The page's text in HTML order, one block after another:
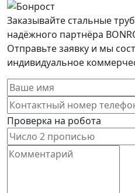
Заказывайте стальные
надёжного партнёра
Отправьте заявку и мы
индивидуальное
Проверка на робота